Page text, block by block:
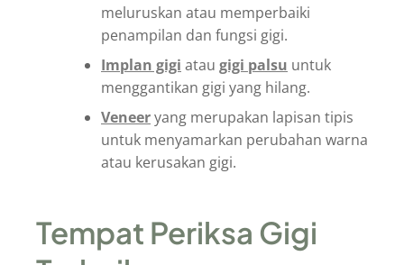
meluruskan atau memperbaiki
penampilan dan fungsi gigi.
Implan gigi atau gigi palsu untuk
menggantikan gigi yang hilang.
Veneeryang merupakan lapisan tipis
untuk menyamarkan perubahan warna
atau kerusakan gigi.
Tempat Periksa Gigi